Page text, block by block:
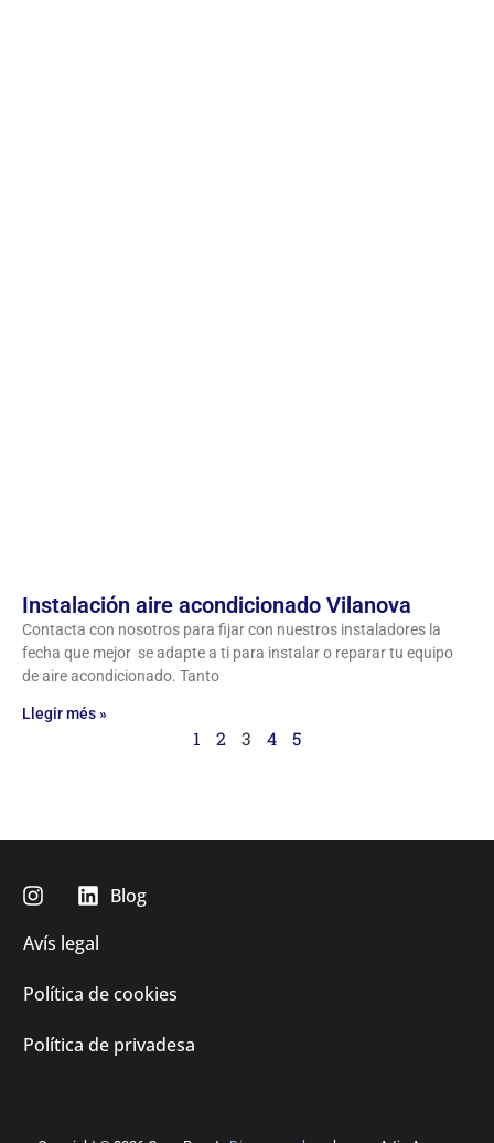
Instalación aire acondicionado Vilanova
Contacta con nosotros para fijar con nuestros instaladores la
fecha que mejor se adapte a ti para instalar o reparar tu equipo
de aire acondicionado. Tanto
Llegir més »
1 2 3 4 5
Blog
Avís legal
Política de cookies
Política de privadesa